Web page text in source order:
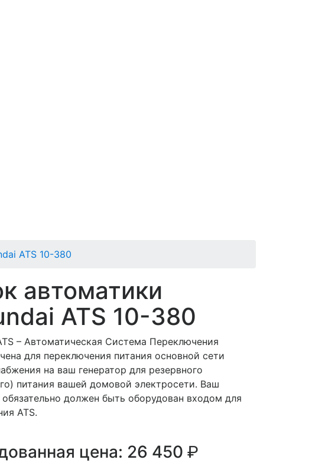
ATS 10-380
автоматики
ATS 10-380
– Автоматическая Система Переключения
для переключения питания основной сети
на ваш генератор для резервного
питания вашей домовой электросети. Ваш
обязательно должен быть оборудован входом для
ATS.
цена: 26 450 р.